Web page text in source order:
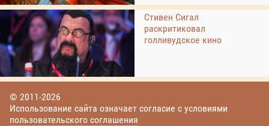
Стивен Сигал
раскритиковал
голливудское кино
© 2011-2026
Использование сайта означает согласие с условиями
пользовательского соглашения